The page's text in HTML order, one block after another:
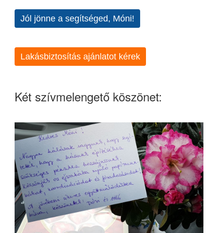
Jól jönne a segítséged, Móni!
Lakásbiztosítás ajánlatot kérek
Két szívmelengető köszönet: